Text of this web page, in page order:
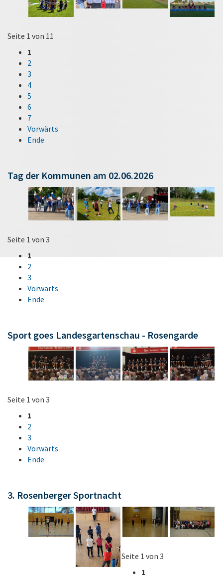
Seite 1 von 11
1
2
3
4
5
6
7
Vorwärts
Ende
Tag der Kommunen am 02.06.2026
Seite 1 von 3
1
2
3
Vorwärts
Ende
Sport goes Landesgartenschau - Rosengarde
Seite 1 von 3
1
2
3
Vorwärts
Ende
3. Rosenberger Sportnacht
Seite 1 von 3
1